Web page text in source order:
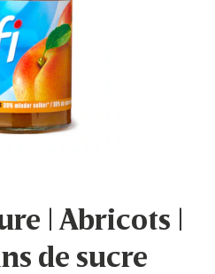
| Abricots |
de sucre